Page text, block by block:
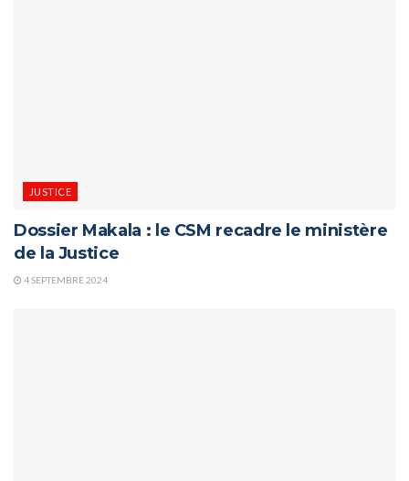
JUSTICE
Dossier Makala : le CSM recadre le ministère
de la Justice
4 SEPTEMBRE 2024